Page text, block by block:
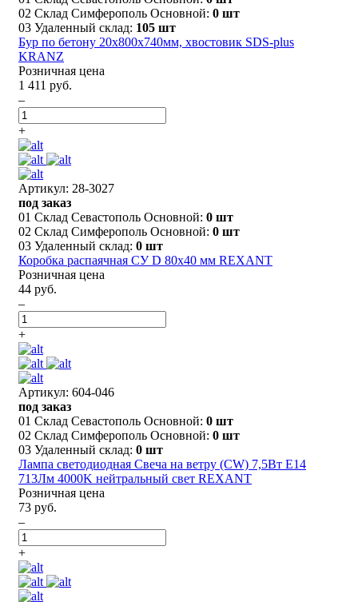
02 Склад Симферополь Основной: 0 шт
03 Удаленный склад: 105 шт
Бур по бетону 20x800x740мм, хвостовик SDS-plus
KRANZ
Розничная цена
1 411 руб.
–
+
Артикул: 28-3027
под заказ
01 Склад Севастополь Основной: 0 шт
02 Склад Симферополь Основной: 0 шт
03 Удаленный склад: 0 шт
Коробка распаячная СУ D 80х40 мм REXANT
Розничная цена
44 руб.
–
+
Артикул: 604-046
под заказ
01 Склад Севастополь Основной: 0 шт
02 Склад Симферополь Основной: 0 шт
03 Удаленный склад: 0 шт
Лампа светодиодная Свеча на ветру (CW) 7,5Вт E14
713Лм 4000K нейтральный свет REXANT
Розничная цена
73 руб.
–
+